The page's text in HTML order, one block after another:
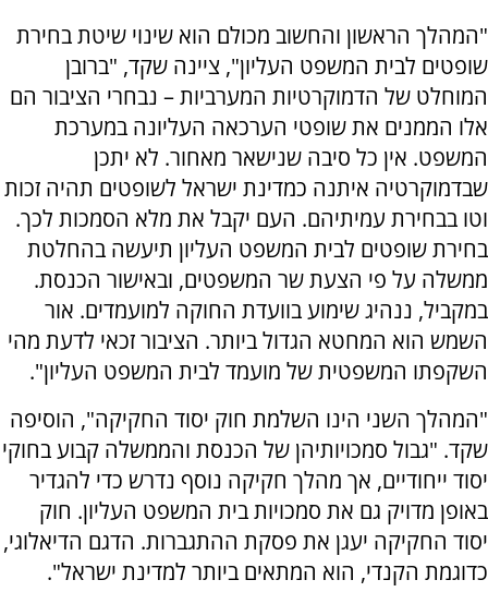
"המהלך הראשון והחשוב מכולם הוא שינוי שיטת בחירת
שופטים לבית המשפט העליון", ציינה שקד, "ברובן
המוחלט של הדמוקרטיות המערביות – נבחרי הציבור הם
אלו הממנים את שופטי הערכאה העליונה במערכת
המשפט. אין כל סיבה שנישאר מאחור. לא יתכן
שבדמוקרטיה איתנה כמדינת ישראל לשופטים תהיה זכות
וטו בבחירת עמיתיהם. העם יקבל את מלא הסמכות לכך.
בחירת שופטים לבית המשפט העליון תיעשה בהחלטת
ממשלה על פי הצעת שר המשפטים, ובאישור הכנסת.
במקביל, ננהיג שימוע בוועדת החוקה למועמדים. אור
השמש הוא המחטא הגדול ביותר. הציבור זכאי לדעת מהי
השקפתו המשפטית של מועמד לבית המשפט העליון".
"המהלך השני הינו השלמת חוק יסוד החקיקה", הוסיפה
שקד. "גבול סמכויותיהן של הכנסת והממשלה קבוע בחוקי
יסוד ייחודיים, אך מהלך חקיקה נוסף נדרש כדי להגדיר
באופן מדויק גם את סמכויות בית המשפט העליון. חוק
יסוד החקיקה יעגן את פסקת ההתגברות. הדגם הדיאלוגי,
כדוגמת הקנדי, הוא המתאים ביותר למדינת ישראל".